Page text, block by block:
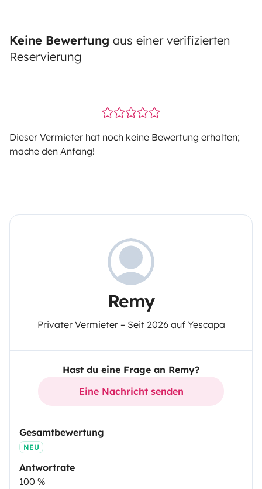
Keine Bewertung aus einer verifizierten
Reservierung
Dieser Vermieter hat noch keine Bewertung erhalten;
mache den Anfang!
Remy
Privater Vermieter – Seit 2026 auf Yescapa
Hast du eine Frage an Remy?
Eine Nachricht senden
Gesamtbewertung
NEU
Antwortrate
100 %